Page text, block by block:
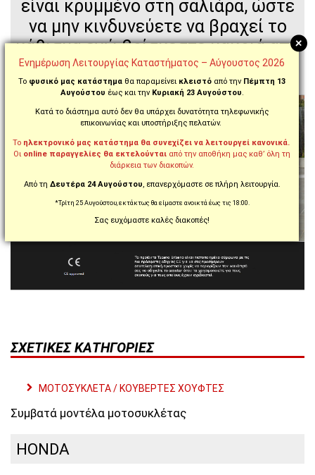
είναι κρυμμένο στη σαλιάρα, ώστε
να μην κινδυνεύετε να βραχεί το
κάθισμα ενώ βρίσκεστε μακριά από
το scooter σας.
ΣΧΕΤΙΚΈΣ ΚΑΤΗΓΟΡΊΕΣ
ΜΟΤΟΣΥΚΛΕΤΑ / ΚΟΥΒΕΡΤΕΣ ΧΟΥΦΤΕΣ
Συμβατά μοντέλα μοτοσυκλέτας
HONDA
+
Ενημέρωση Λειτουργίας Καταστήματος – Αύγουστος 2026
Το φυσικό μας κατάστημα θα παραμείνει κλειστό από την Πέμπτη 13
Αυγούστου έως και τηνΚυριακή 23 Αυγούστου.
Κατά το διάστημα αυτό δεν θα υπάρχει δυνατότητα τηλεφωνικής
επικοινωνίας και υποστήριξης πελατών.
Το ηλεκτρονικό μας κατάστημα θα συνεχίζει να λειτουργεί κανονικά.
Οι online παραγγελίες θα εκτελούνται από την αποθήκη μας καθ’ όλη τη
διάρκεια των διακοπών.
Από τη Δευτέρα 24 Αυγούστου, επανερχόμαστε σε πλήρη λειτουργία.
*Τρίτη 25 Αυγούστου, εκτάκτως θα είμαστε ανοικτά έως τις 18:00.
Σας ευχόμαστε καλές διακοπές!